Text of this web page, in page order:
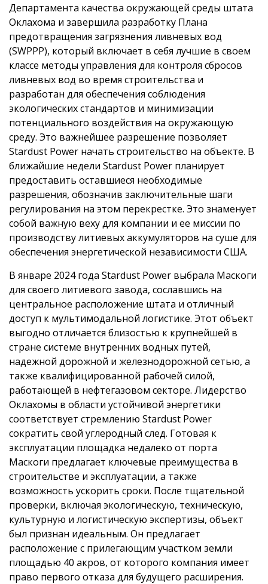
Департамента качества окружающей среды штата
Оклахома и завершила разработку Плана
предотвращения загрязнения ливневых вод
(SWPPP), который включает в себя лучшие в своем
классе методы управления для контроля сбросов
ливневых вод во время строительства и
разработан для обеспечения соблюдения
экологических стандартов и минимизации
потенциального воздействия на окружающую
среду. Это важнейшее разрешение позволяет
Stardust Power начать строительство на объекте. В
ближайшие недели Stardust Power планирует
предоставить оставшиеся необходимые
разрешения, обозначив заключительные шаги
регулирования на этом перекрестке. Это знаменует
собой важную веху для компании и ее миссии по
производству литиевых аккумуляторов на суше для
обеспечения энергетической независимости США.
В январе 2024 года Stardust Power выбрала Маскоги
для своего литиевого завода, сославшись на
центральное расположение штата и отличный
доступ к мультимодальной логистике. Этот объект
выгодно отличается близостью к крупнейшей в
стране системе внутренних водных путей,
надежной дорожной и железнодорожной сетью, а
также квалифицированной рабочей силой,
работающей в нефтегазовом секторе. Лидерство
Оклахомы в области устойчивой энергетики
соответствует стремлению Stardust Power
сократить свой углеродный след. Готовая к
эксплуатации площадка недалеко от порта
Маскоги предлагает ключевые преимущества в
строительстве и эксплуатации, а также
возможность ускорить сроки. После тщательной
проверки, включая экологическую, техническую,
культурную и логистическую экспертизы, объект
был признан идеальным. Он предлагает
расположение с прилегающим участком земли
площадью 40 акров, от которого компания имеет
право первого отказа для будущего расширения.